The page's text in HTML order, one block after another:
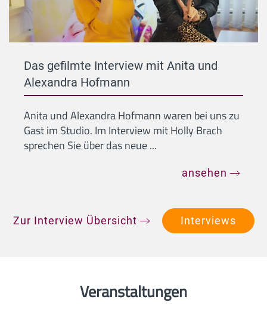
Das gefilmte Interview mit Anita und
Alexandra Hofmann
Anita und Alexandra Hofmann waren bei uns zu
Gast im Studio. Im Interview mit Holly Brach
sprechen Sie über das neue ...
ansehen
Zur Interview Übersicht Interviews
Veranstaltungen